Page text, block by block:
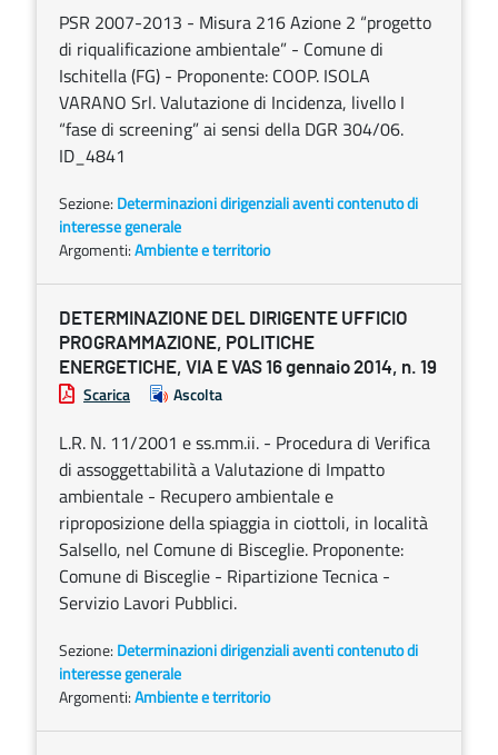
PSR 2007-2013 - Misura 216 Azione 2 “progetto
di riqualificazione ambientale” - Comune di
Ischitella (FG) - Proponente: COOP. ISOLA
VARANO Srl. Valutazione di Incidenza, livello I
“fase di screening” ai sensi della DGR 304/06.
ID_4841
Sezione: Determinazioni dirigenziali aventi contenuto di
interesse generale
Argomenti:Ambiente e territorio
DETERMINAZIONE DEL DIRIGENTE UFFICIO
PROGRAMMAZIONE, POLITICHE
ENERGETICHE, VIA E VAS 16 gennaio 2014, n. 19
Scarica Ascolta
L.R. N. 11/2001 e ss.mm.ii. - Procedura di Verifica
di assoggettabilità a Valutazione di Impatto
ambientale - Recupero ambientale e
riproposizione della spiaggia in ciottoli, in località
Salsello, nel Comune di Bisceglie. Proponente:
Comune di Bisceglie - Ripartizione Tecnica -
Servizio Lavori Pubblici.
Sezione: Determinazioni dirigenziali aventi contenuto di
interesse generale
Argomenti:Ambiente e territorio